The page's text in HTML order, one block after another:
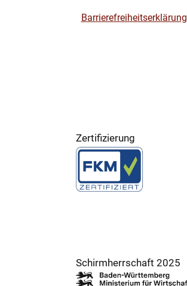
Barrierefreiheitserklärung
Zertifizierung
Schirmherrschaft 2025